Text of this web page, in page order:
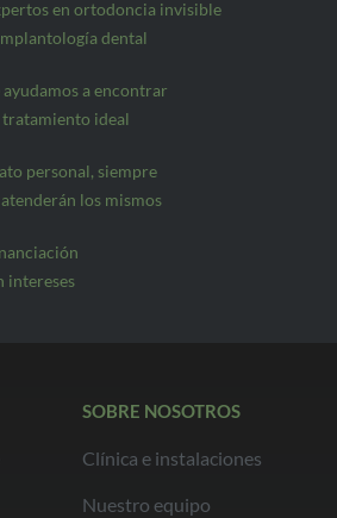
en ortodoncia invisible
dental
ayudamos a encontrar
ideal
personal, siempre
los mismos
intereses
SOBRE NOSOTROS
Clínica e instalaciones
Nuestro equipo